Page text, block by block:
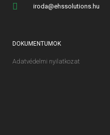
iroda@ehssolutions.hu
DOKUMENTUMOK
Adatvédelmi nyilatkozat